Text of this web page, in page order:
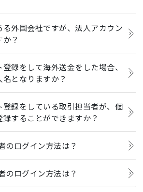
外国会社ですが、法人アカウン
？
録をして海外送金をした場合、
となりますか？
登録をしている取引担当者が、個
することができますか？
ログイン方法は？
ログイン方法は？